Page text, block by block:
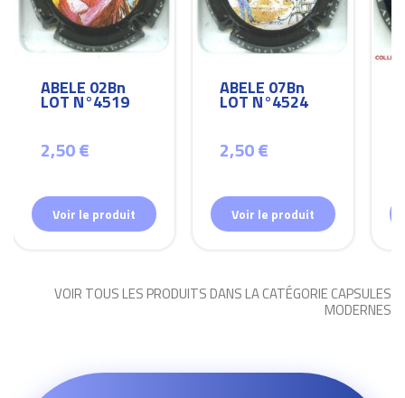
ABELE 02Bn
LOT N°4519
2,50 €
Voir le produit
ABELE 07Bn
LOT N°4524
2,50 €
Voir le produit
VOIR TOUS LES PRODUITS DANS LA CATÉGORIE CAPSULES
MODERNES